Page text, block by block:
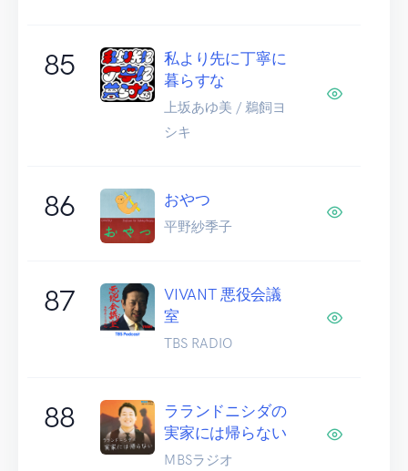
85
私より先に丁寧に
暮らすな
上坂あゆ美 / 鵜飼ヨ
シキ
86 おやつ
平野紗季子
87
VIVANT 悪役会議
室
TBS RADIO
88
ラランドニシダの
実家には帰らない
MBSラジオ